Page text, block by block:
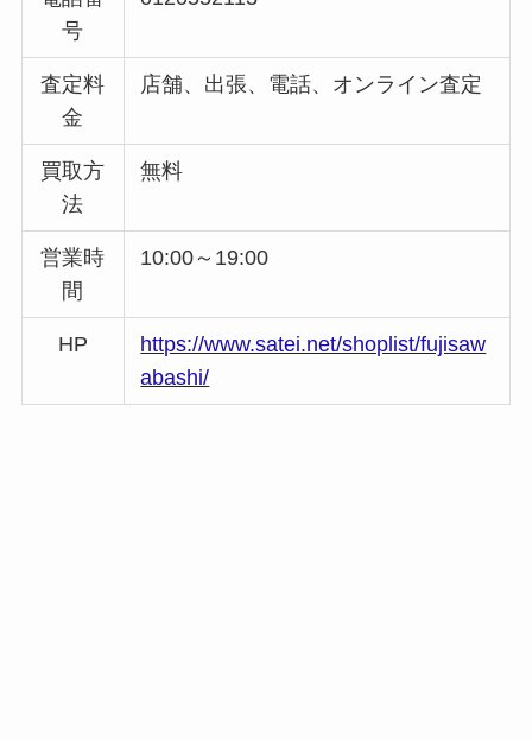
号
査定料
金
店舗、出張、電話、オンライン査定
買取方
法
無料
営業時
間
10:00～19:00
HP
https://www.satei.net/shoplist/fujisaw
abashi/